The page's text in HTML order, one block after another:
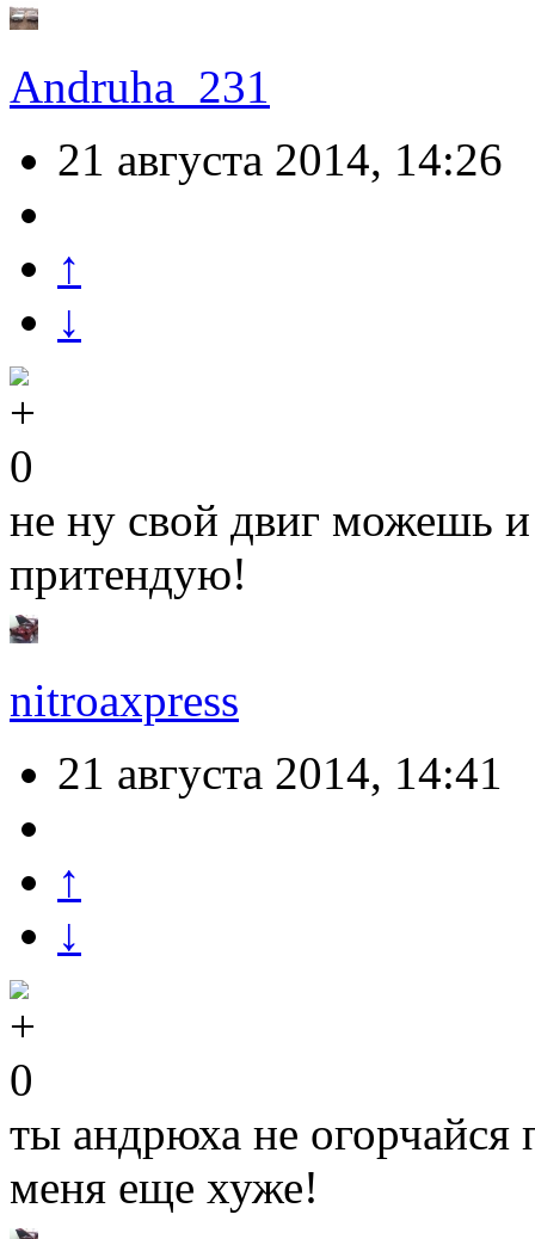
Andruha_231
21 августа 2014, 14:26
↑
↓
0
не ну свой двиг можешь и
притендую!
nitroaxpress
21 августа 2014, 14:41
↑
↓
0
ты андрюха не
меня еще хуже!